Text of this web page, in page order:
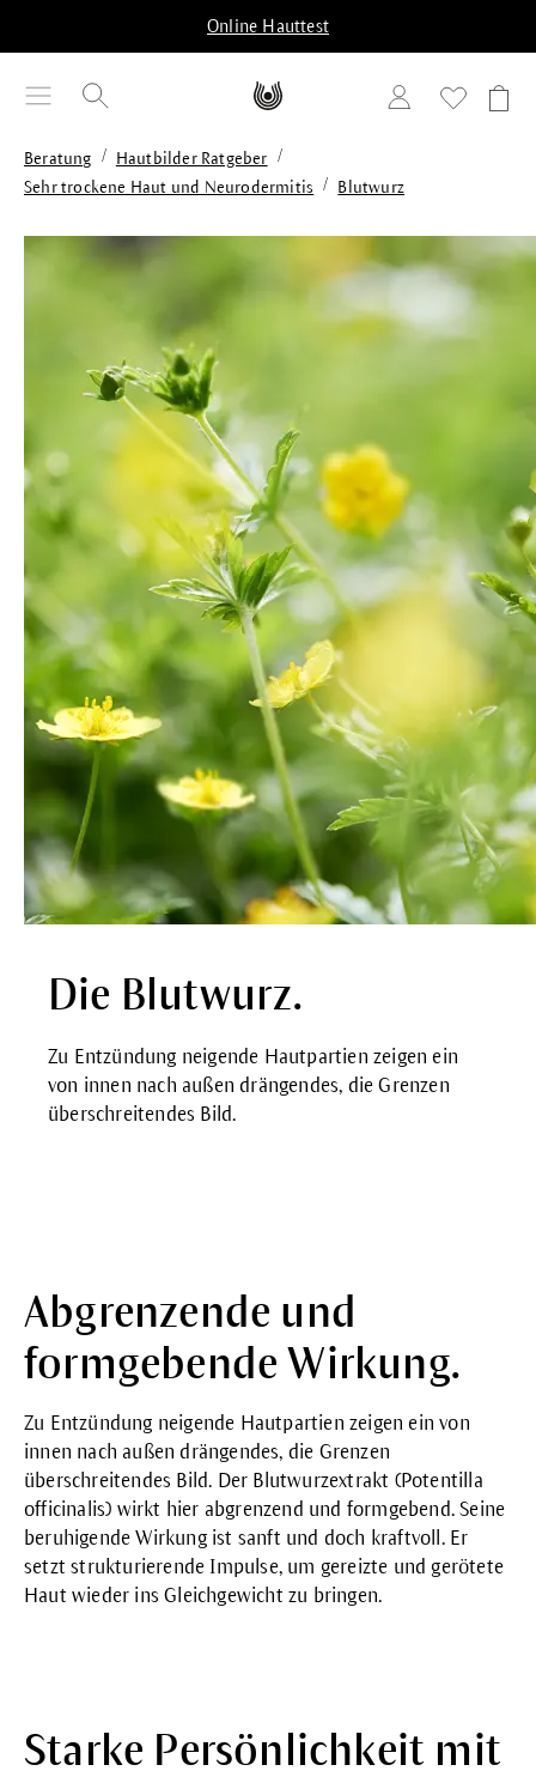
Online Hauttest
Beratung / Hautbilder Ratgeber /
Sehr trockene Haut und Neurodermitis
/ Blutwurz
Die Blutwurz.
Zu Entzündung neigende Hautpartien zeigen ein
von innen nach außen drängendes, die Grenzen
überschreitendes Bild.
Abgrenzende und
formgebende Wirkung.
Zu Entzündung neigende Hautpartien zeigen ein von
innen nach außen drängendes, die Grenzen
überschreitendes Bild. Der Blutwurzextrakt (Potentilla
officinalis) wirkt hier abgrenzend und formgebend. Seine
beruhigende Wirkung ist sanft und doch kraftvoll. Er
setzt strukturierende Impulse, um gereizte und gerötete
Haut wieder ins Gleichgewicht zu bringen.
Starke Persönlichkeit mit